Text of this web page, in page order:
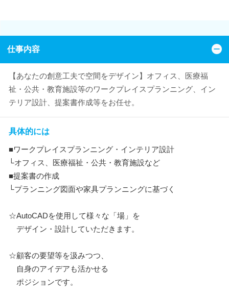
仕事内容
【あなたの創意工夫で空間をデザイン】オフィス、医療福
祉・公共・教育施設等のワークプレイスプランニング、イン
テリア設計、提案書作成等をお任せ。
具体的には
■ワークプレイスプランニング・インテリア設計
└オフィス、医療福祉・公共・教育施設など
■提案書の作成
└プランニング図面や家具プランニングに基づく
☆AutoCADを使用して様々な「場」を
デザイン・設計していただきます。
☆顧客の要望等を汲みつつ、
自身のアイデアも活かせる
ポジションです。